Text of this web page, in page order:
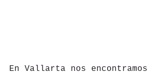
En Vallarta nos encontramos